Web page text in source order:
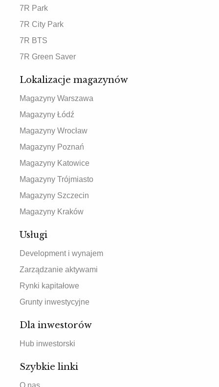
7R Park
7R City Park
7R BTS
7R Green Saver
Lokalizacje magazynów
Magazyny Warszawa
Magazyny Łódź
Magazyny Wrocław
Magazyny Poznań
Magazyny Katowice
Magazyny Trójmiasto
Magazyny Szczecin
Magazyny Kraków
Usługi
Development i wynajem
Zarządzanie aktywami
Rynki kapitałowe
Grunty inwestycyjne
Dla inwestorów
Hub inwestorski
Szybkie linki
O nas